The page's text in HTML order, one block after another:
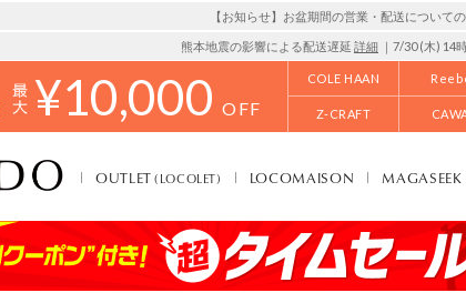
【お知らせ】お盆期間の営業・配送について
熊本地震の影響による配送遅延 詳細 ｜7/30 (木) 14
¥10,000 OFF
COLE HAAN
Z-CRAFT
OUTLET(LOCOLET) LOCOMAISON MAGASEEK